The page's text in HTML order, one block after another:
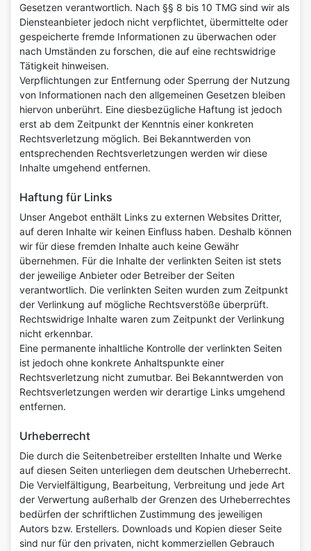
Gesetzen verantwortlich. Nach §§ 8 bis 10 TMG sind wir als
Diensteanbieter jedoch nicht verpflichtet, übermittelte oder
gespeicherte fremde Informationen zu überwachen oder
nach Umständen zu forschen, die auf eine rechtswidrige
Tätigkeit hinweisen.
Verpflichtungen zur Entfernung oder Sperrung der Nutzung
von Informationen nach den allgemeinen Gesetzen bleiben
hiervon unberührt. Eine diesbezügliche Haftung ist jedoch
erst ab dem Zeitpunkt der Kenntnis einer konkreten
Rechtsverletzung möglich. Bei Bekanntwerden von
entsprechenden Rechtsverletzungen werden wir diese
Inhalte umgehend entfernen.
Haftung für Links
Unser Angebot enthält Links zu externen Websites Dritter,
auf deren Inhalte wir keinen Einfluss haben. Deshalb können
wir für diese fremden Inhalte auch keine Gewähr
übernehmen. Für die Inhalte der verlinkten Seiten ist stets
der jeweilige Anbieter oder Betreiber der Seiten
verantwortlich. Die verlinkten Seiten wurden zum Zeitpunkt
der Verlinkung auf mögliche Rechtsverstöße überprüft.
Rechtswidrige Inhalte waren zum Zeitpunkt der Verlinkung
nicht erkennbar.
Eine permanente inhaltliche Kontrolle der verlinkten Seiten
ist jedoch ohne konkrete Anhaltspunkte einer
Rechtsverletzung nicht zumutbar. Bei Bekanntwerden von
Rechtsverletzungen werden wir derartige Links umgehend
entfernen.
Urheberrecht
Die durch die Seitenbetreiber erstellten Inhalte und Werke
auf diesen Seiten unterliegen dem deutschen Urheberrecht.
Die Vervielfältigung, Bearbeitung, Verbreitung und jede Art
der Verwertung außerhalb der Grenzen des Urheberrechtes
bedürfen der schriftlichen Zustimmung des jeweiligen
Autors bzw. Erstellers. Downloads und Kopien dieser Seite
sind nur für den privaten, nicht kommerziellen Gebrauch